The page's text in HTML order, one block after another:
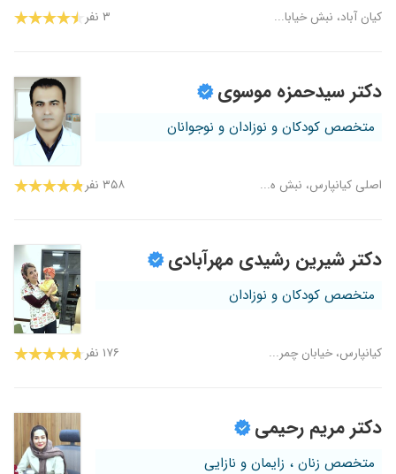
کیان آباد، نبش خیابا... ۳ نفر
دکتر سیدحمزه موسوی
متخصص کودکان و نوزادان و نوجوانان
اصلی کیانپارس، نبش ه... ۳۵۸ نفر
دکتر شیرین رشیدی مهرآبادی
متخصص کودکان و نوزادان
کیانپارس، خیابان چمر... ۱۷۶ نفر
دکتر مریم رحیمی
متخصص زنان ، زایمان و نازایی